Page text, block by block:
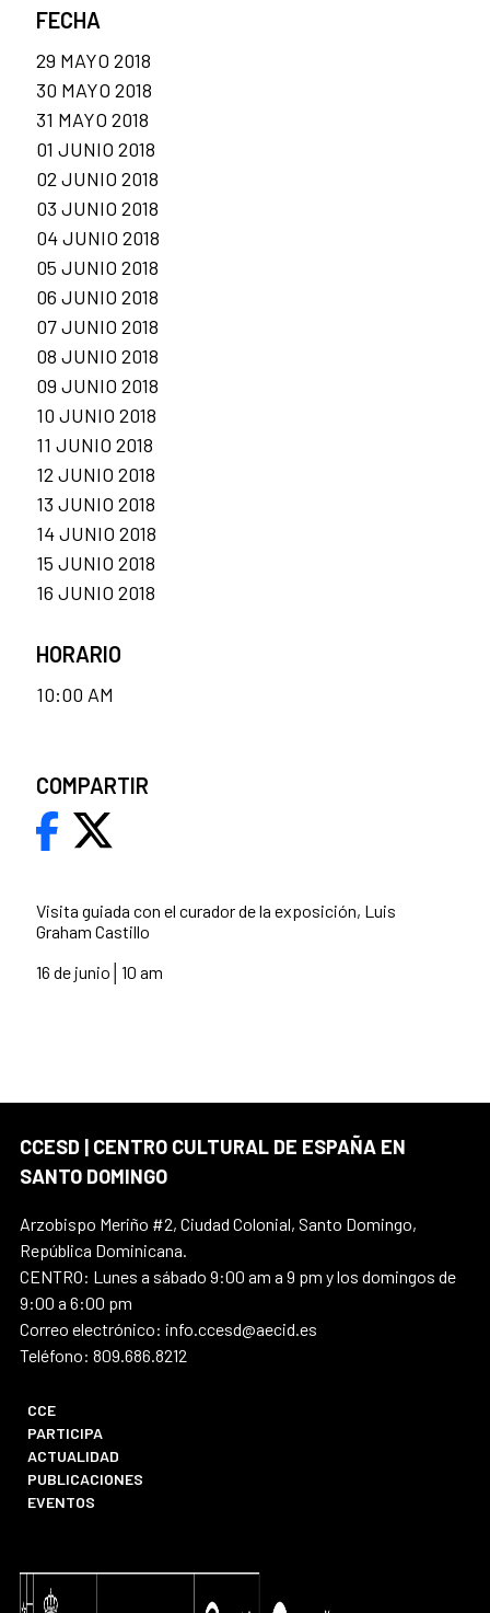
Visita guiada con el curador de la exposición, Luis
Graham Castillo
16 de junio│10 am
FECHA
29 MAYO 2018
30 MAYO 2018
31 MAYO 2018
01 JUNIO 2018
02 JUNIO 2018
03 JUNIO 2018
04 JUNIO 2018
05 JUNIO 2018
06 JUNIO 2018
07 JUNIO 2018
08 JUNIO 2018
09 JUNIO 2018
10 JUNIO 2018
11 JUNIO 2018
12 JUNIO 2018
13 JUNIO 2018
14 JUNIO 2018
15 JUNIO 2018
16 JUNIO 2018
HORARIO
10:00 AM
COMPARTIR
CCESD | CENTRO CULTURAL DE ESPAÑA EN
SANTO DOMINGO
Arzobispo Meriño #2, Ciudad Colonial, Santo Domingo,
República Dominicana.
CENTRO: Lunes a sábado 9:00 am a 9 pm y los domingos de
9:00 a 6:00 pm
Correo electrónico: info.ccesd@aecid.es
Teléfono: 809.686.8212
CCE
PARTICIPA
ACTUALIDAD
PUBLICACIONES
EVENTOS